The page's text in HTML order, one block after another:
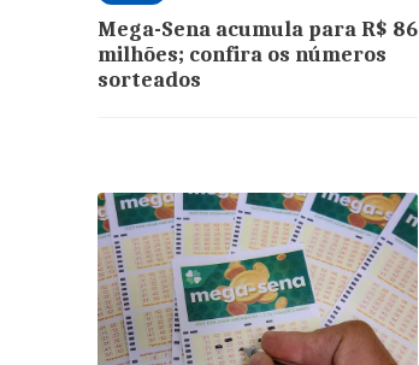
Mega-Sena acumula para R$ 86
milhões; confira os números
sorteados